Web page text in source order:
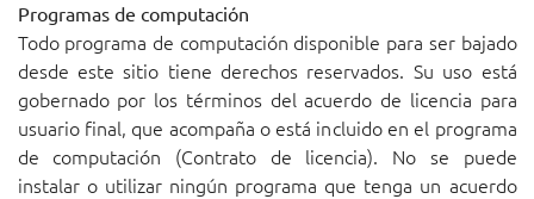
Programas de computación
Todo programa de computación disponible para ser bajado
desde este sitio tiene derechos reservados. Su uso está
gobernado por los términos del acuerdo de licencia para
usuario final, que acompaña o está incluido en el programa
de computación (Contrato de licencia). No se puede
instalar o utilizar ningún programa que tenga un acuerdo